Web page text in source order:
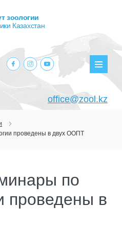
office@zool.kz
facebook.com
instagram.com
youtube.com
зоологии
Казахстан
ТЕРИОЛОГИИ
проведены в двух ООПТ
по
проведены в